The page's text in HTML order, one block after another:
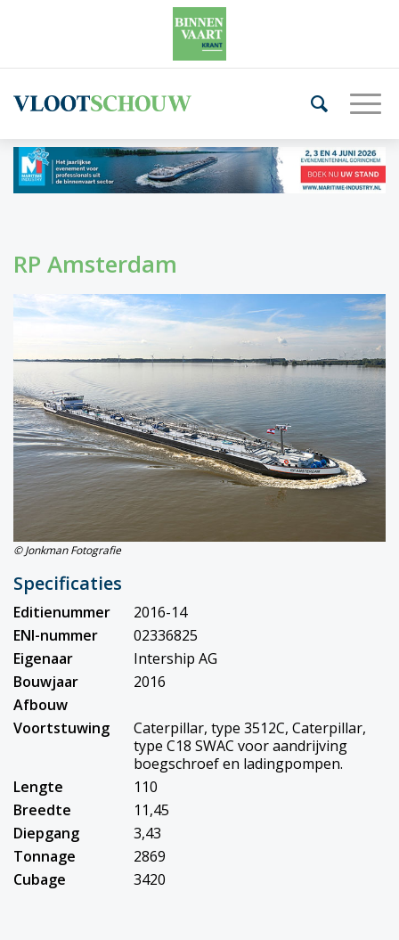
RP Amsterdam
© Jonkman Fotografie
Specificaties
Editienummer
2016-14
ENI-nummer
02336825
Eigenaar
Intership AG
Bouwjaar
2016
Afbouw
Voortstuwing
Caterpillar, type 3512C, Caterpillar,
type C18 SWAC voor aandrijving
boegschroef en ladingpompen.
Lengte
110
Breedte
11,45
Diepgang
3,43
Tonnage
2869
Cubage
3420